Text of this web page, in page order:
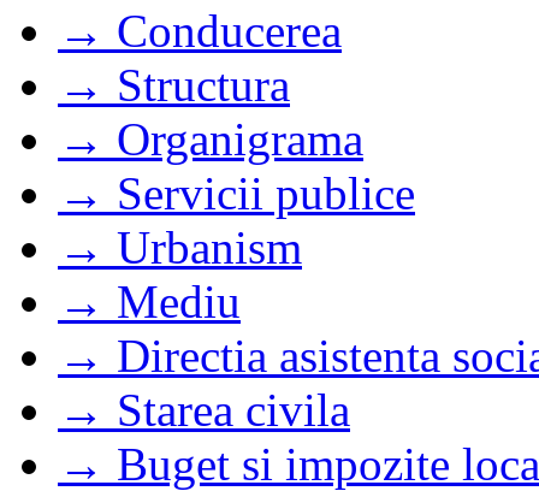
→ Conducerea
→ Structura
→ Organigrama
→ Servicii publice
→ Urbanism
→ Mediu
→ Directia asistenta
→ Starea civila
→ Buget si impozite